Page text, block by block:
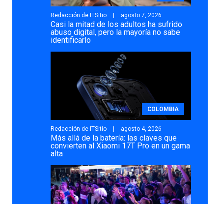
Redacción de ITSitio agosto 7, 2026
Casi la mitad de los adultos ha sufrido
abuso digital, pero la mayoría no sabe
identificarlo
COLOMBIA
Redacción de ITSitio agosto 4, 2026
Más allá de la batería: las claves que
convierten al Xiaomi 17T Pro en un gama
alta